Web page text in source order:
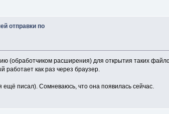
EventArgs e
отправки по
(обработчиком расширения) для открытия таких
работает как раз через браузер.
ещё писал). Сомневаюсь, что она появилась сейчас.